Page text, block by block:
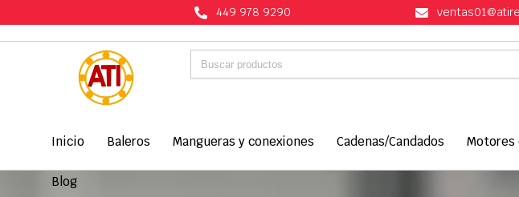
449 978 9290
Buscar:
Inicio Baleros Mangueras y conexiones Cadenas/Candados Motores
Blog